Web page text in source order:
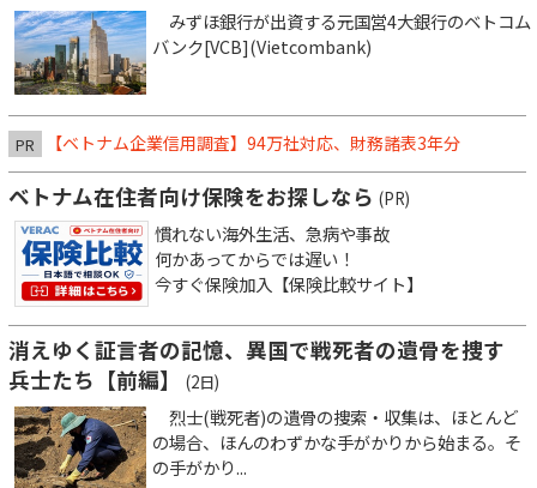
みずほ銀行が出資する元国営4大銀行のベトコム
バンク[VCB](Vietcombank)
PR 【ベトナム企業信用調査】94万社対応、財務諸表3年分
ベトナム在住者向け保険をお探しなら (PR)
慣れない海外生活、急病や事故
何かあってからでは遅い！
今すぐ保険加入【保険比較サイト】
消えゆく証言者の記憶、異国で戦死者の遺骨を捜す
兵士たち【前編】
(2日)
烈士(戦死者)の遺骨の捜索・収集は、ほとんど
の場合、ほんのわずかな手がかりから始まる。そ
の手がかり...